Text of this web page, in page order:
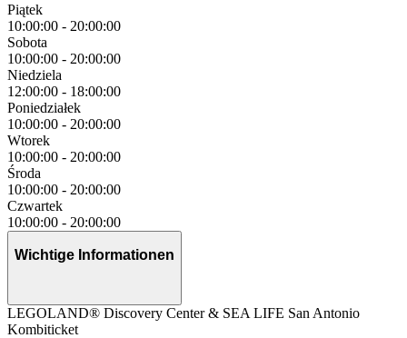
Piątek
10:00:00 - 20:00:00
Sobota
10:00:00 - 20:00:00
Niedziela
12:00:00 - 18:00:00
Poniedziałek
10:00:00 - 20:00:00
Wtorek
10:00:00 - 20:00:00
Środa
10:00:00 - 20:00:00
Czwartek
10:00:00 - 20:00:00
Wichtige Informationen
LEGOLAND® Discovery Center & SEA LIFE San Antonio
Kombiticket